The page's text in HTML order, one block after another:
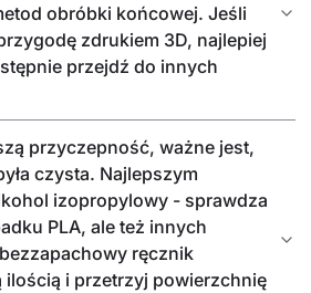
obróbki końcowej. Jeśli
zdrukiem 3D, najlepiej
przejdź do innych
przyczepność, ważne jest,
czysta. Najlepszym
izopropylowy - sprawdza
PLA, ale też innych
ręcznik
ilością i przetrzyj powierzchnię